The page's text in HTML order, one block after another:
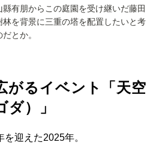
有朋からこの庭園を受け継いだ藤田
を背景に三重の塔を配置したいと考
とか。
がるイベント「天空
）」
迎えた2025年。